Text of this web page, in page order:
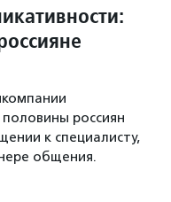
россиян
к специалисту,
общения.